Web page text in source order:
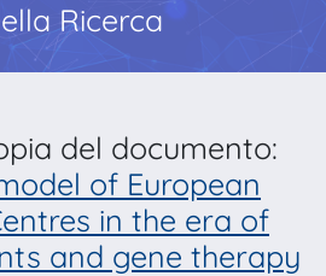
Ricerca
del documento:
of European
in the era of
and gene therapy